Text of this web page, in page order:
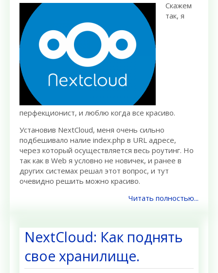
Скажем
так, я
перфекционист, и люблю когда все красиво.
Установив NextCloud, меня очень сильно
подбешивало налие index.php в URL адресе,
через который осуществляется весь роутинг. Но
так как в Web я условно не новичек, и ранее в
других системах решал этот вопрос, и тут
очевидно решить можно красиво.
Читать полностью...
NextCloud: Как поднять
свое хранилище.